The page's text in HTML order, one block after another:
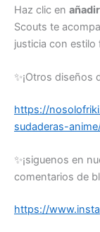
Haz clic en
Scouts te
justicia con estilo
✨¡Otros diseños
https://
sudaderas-
✨¡siguenos en
comentarios de
https://